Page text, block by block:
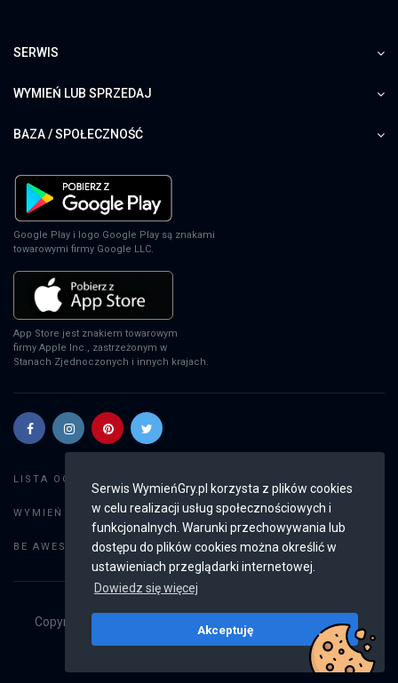
Serwis WymieńGry.pl korzysta z plików cookies
w celu realizacji usług społecznościowych i
funkcjonalnych. Warunki przechowywania lub
dostępu do plików cookies można określić w
ustawieniach przeglądarki internetowej.
Dowiedz się więcej
Akceptuję
SERWIS
WYMIEŃ LUB SPRZEDAJ
BAZA / SPOŁECZNOŚĆ
Google Play i logo Google Play są znakami
towarowymi firmy Google LLC.
App Store jest znakiem towarowym
firmy Apple Inc., zastrzeżonym w
Stanach Zjednoczonych i innych krajach.
LISTA OGŁOSZEŃ:
WYMIEŃ GRY: Dodaj ogłoszenie
BE AWESOME: Weryfikacja konta
Copyright © 2019 - 2026
Wszystkie prawa
v2.8.4